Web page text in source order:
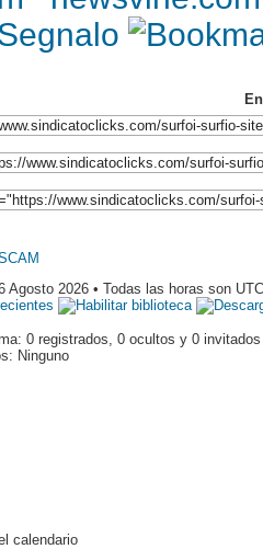
Agosto 2026 • Todas las horas son
0 registrados, 0 ocultos y 0 invitados
Ninguno
calendario